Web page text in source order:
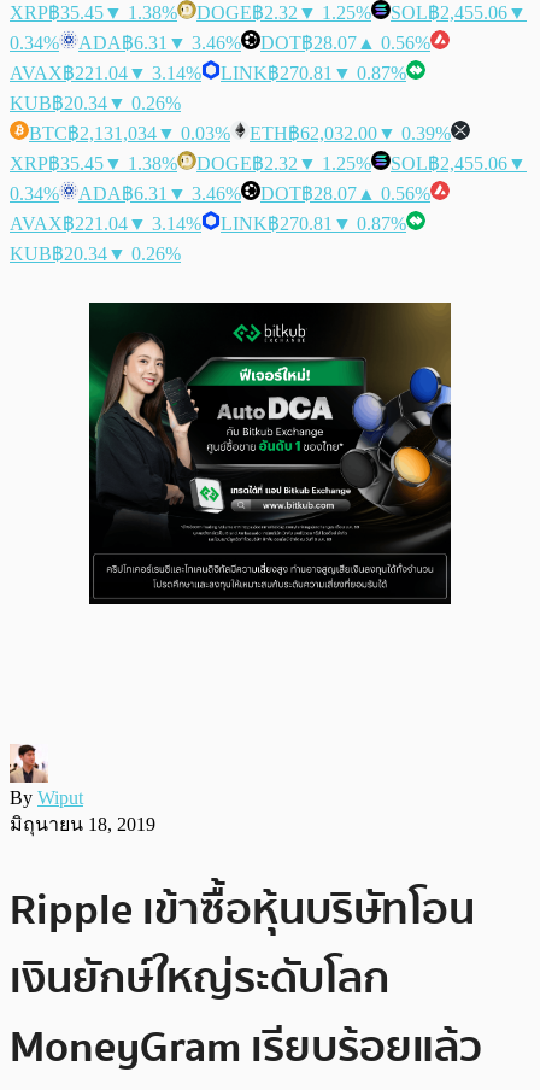
XRP฿35.45▼ 1.38% DOGE฿2.32 ▼ 1.25% SOL฿2,455.06▼
0.34%
ADA฿6.31 ▼ 3.46% DOT฿28.07 ▲ 0.56%
AVAX฿221.04▼ 3.14% LINK฿270.81 ▼ 0.87%
KUB฿20.34▼ 0.26%
BTC฿2,131,034▼ 0.03% ETH฿62,032.00▼ 0.39%
XRP฿35.45▼ 1.38% DOGE฿2.32 ▼ 1.25% SOL฿2,455.06▼
0.34%
ADA฿6.31 ▼ 3.46% DOT฿28.07 ▲ 0.56%
AVAX฿221.04▼ 3.14% LINK฿270.81 ▼ 0.87%
KUB฿20.34▼ 0.26%
By Wiput
มิถุนายน 18, 2019
Ripple เข้าซื้อหุ้นบริษัทโอน
เงินยักษ์ใหญ่ระดับโลก
MoneyGram เรียบร้อยแล้ว